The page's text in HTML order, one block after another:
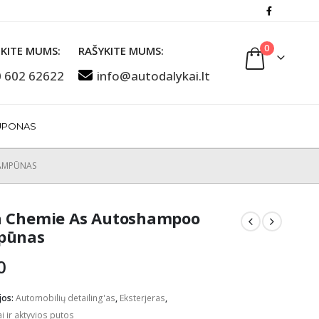
MUMS:
602 62622
RAŠYKITE MUMS:
info@autodalykai.lt
0
Chemie As Autoshampoo
Automobilių detailing'as, Eksterjeras,
ir aktyvios putos